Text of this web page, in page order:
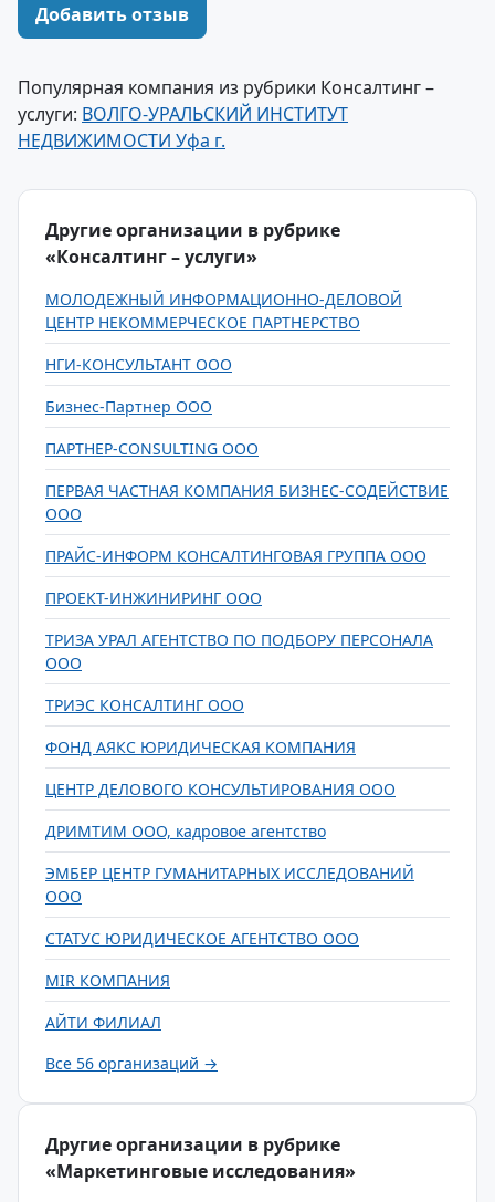
Добавить отзыв
Популярная компания из рубрики Консалтинг –
услуги: ВОЛГО-УРАЛЬСКИЙ ИНСТИТУТ
НЕДВИЖИМОСТИ Уфа г.
Другие организации в рубрике
«Консалтинг – услуги»
МОЛОДЕЖНЫЙ ИНФОРМАЦИОННО-ДЕЛОВОЙ
ЦЕНТР НЕКОММЕРЧЕСКОЕ ПАРТНЕРСТВО
НГИ-КОНСУЛЬТАНТ ООО
Бизнес-Партнер ООО
ПАРТНЕР-CONSULTING ООО
ПЕРВАЯ ЧАСТНАЯ КОМПАНИЯ БИЗНЕС-СОДЕЙСТВИЕ
ООО
ПРАЙС-ИНФОРМ КОНСАЛТИНГОВАЯ ГРУППА ООО
ПРОЕКТ-ИНЖИНИРИНГ ООО
ТРИЗА УРАЛ АГЕНТСТВО ПО ПОДБОРУ ПЕРСОНАЛА
ООО
ТРИЭС КОНСАЛТИНГ ООО
ФОНД АЯКС ЮРИДИЧЕСКАЯ КОМПАНИЯ
ЦЕНТР ДЕЛОВОГО КОНСУЛЬТИРОВАНИЯ ООО
ДРИМТИМ ООО, кадровое агентство
ЭМБЕР ЦЕНТР ГУМАНИТАРНЫХ ИССЛЕДОВАНИЙ
ООО
СТАТУС ЮРИДИЧЕСКОЕ АГЕНТСТВО ООО
MIR КОМПАНИЯ
АЙТИ ФИЛИАЛ
Все 56 организаций →
Другие организации в рубрике
«Маркетинговые исследования»